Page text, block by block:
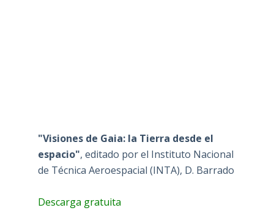
"Visiones de Gaia: la Tierra desde el
espacio", editado por el Instituto Nacional
de Técnica Aeroespacial (INTA), D. Barrado
Descarga gratuita